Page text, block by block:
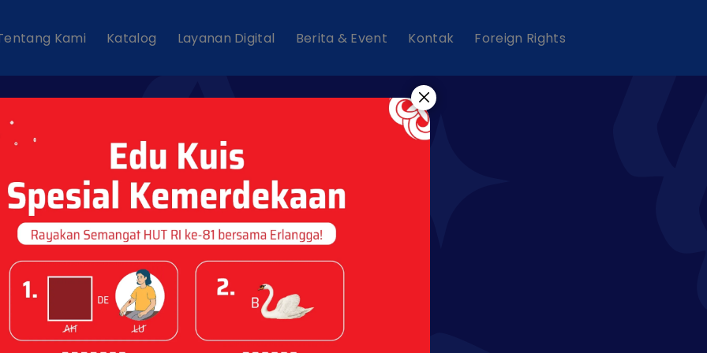
Kami Katalog Layanan Digital Berita & Event Kontak Foreign Rights
Tags : "Seminar"